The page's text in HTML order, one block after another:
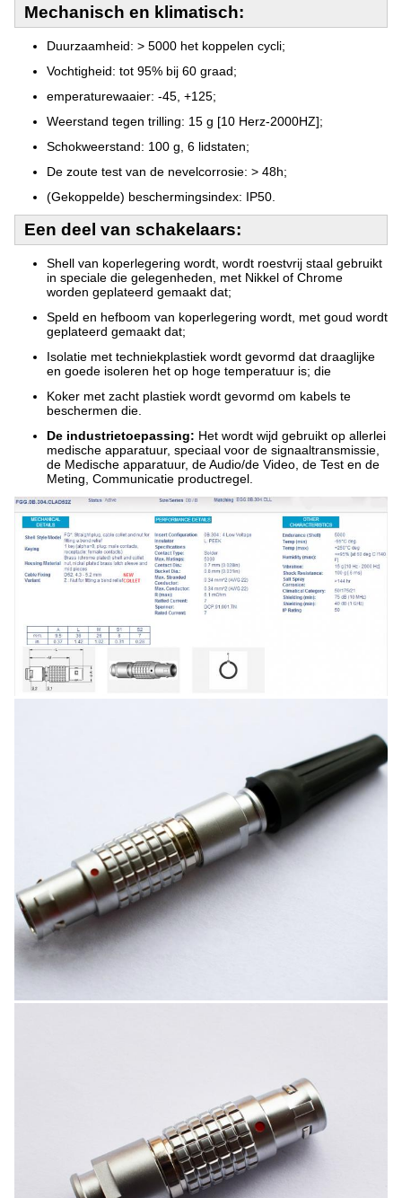
Mechanisch en klimatisch:
Duurzaamheid: > 5000 het koppelen cycli;
Vochtigheid: tot 95% bij 60 graad;
emperaturewaaier: -45, +125;
Weerstand tegen trilling: 15 g [10 Herz-2000HZ];
Schokweerstand: 100 g, 6 lidstaten;
De zoute test van de nevelcorrosie: > 48h;
(Gekoppelde) beschermingsindex: IP50.
Een deel van schakelaars:
Shell van koperlegering wordt, wordt roestvrij staal gebruikt
in speciale die gelegenheden, met Nikkel of Chrome
worden geplateerd gemaakt dat;
Speld en hefboom van koperlegering wordt, met goud wordt
geplateerd gemaakt dat;
Isolatie met techniekplastiek wordt gevormd dat draaglijke
en goede isoleren het op hoge temperatuur is; die
Koker met zacht plastiek wordt gevormd om kabels te
beschermen die.
De industrietoepassing: Het wordt wijd gebruikt op allerlei
medische apparatuur, speciaal voor de signaaltransmissie,
de Medische apparatuur, de Audio/de Video, de Test en de
Meting, Communicatie productregel.